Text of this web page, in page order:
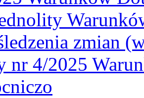
zmian
nr 4/2025